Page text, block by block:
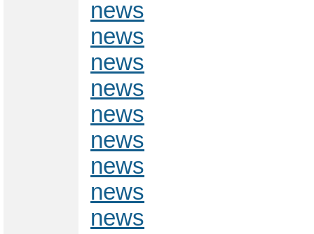
news
news
news
news
news
news
news
news
news